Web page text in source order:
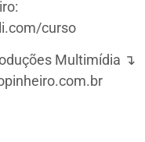
curso
Multimídia ↴